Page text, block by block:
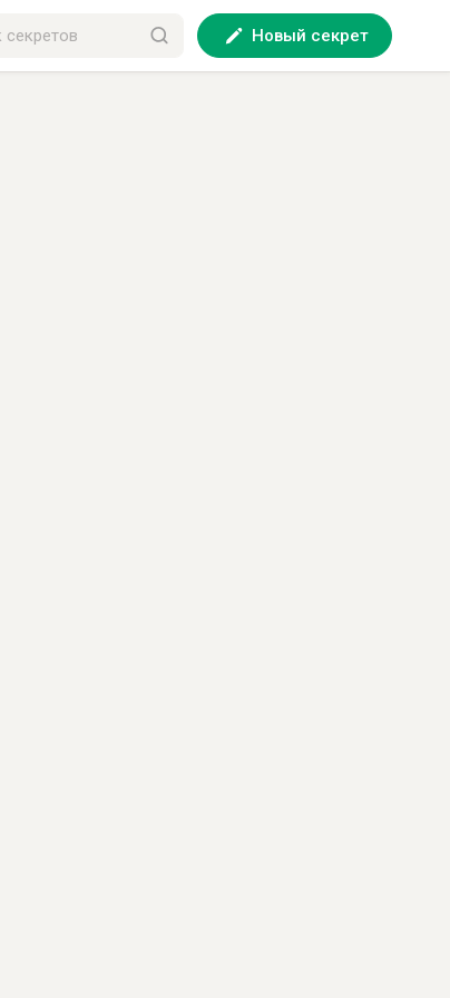
Новый секрет